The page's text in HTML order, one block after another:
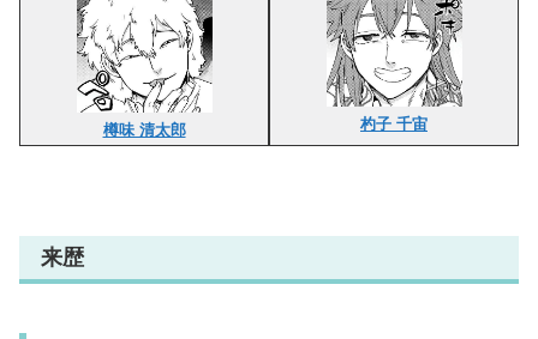
樽味 清太郎 杓子 千宙
来歴